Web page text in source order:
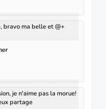
bravo ma belle et @+
je n'aime pas la morue!
partage